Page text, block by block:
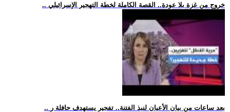
.. خروج من غزة بلا عودة.. القصة الكاملة لخطة التهجير الإسرائيلي
.. بعد ساعات من بيان الأعيان لنبذ الفتنة.. تفجير يستهدف حافلة ر